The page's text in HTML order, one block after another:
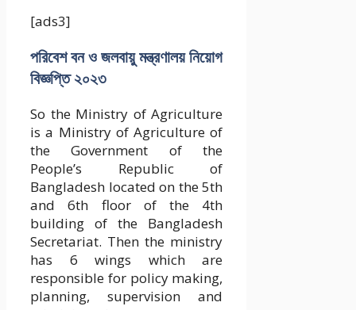
[ads3]
পরিবেশ বন ও জলবায়ু মন্ত্রণালয় নিয়োগ
বিজ্ঞপ্তি ২০২৩
So the Ministry of Agriculture
is a Ministry of Agriculture of
the Government of the
People’s Republic of
Bangladesh located on the 5th
and 6th floor of the 4th
building of the Bangladesh
Secretariat. Then the ministry
has 6 wings which are
responsible for policy making,
planning, supervision and